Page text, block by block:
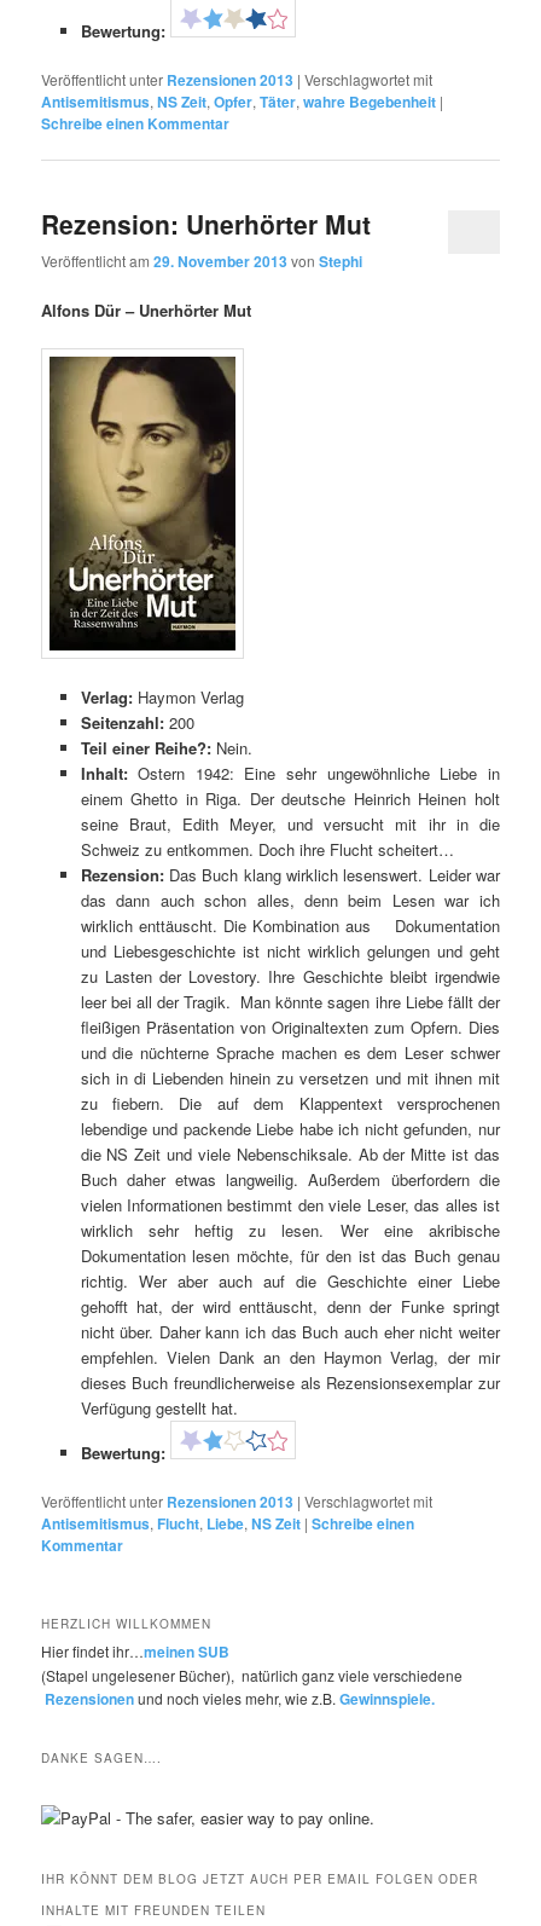
Bewertung:
Veröffentlicht unter Rezensionen 2013 |Verschlagwortet mit
Antisemitismus,NS Zeit,Opfer,Täter,wahre Begebenheit |
Schreibe einen Kommentar
Rezension: Unerhörter Mut
Veröffentlicht am29. November 2013 vonStephi
Alfons Dür – Unerhörter Mut
Verlag: Haymon Verlag
Seitenzahl:200
Teil einer Reihe?: Nein.
Inhalt:Ostern 1942: Eine sehr ungewöhnliche Liebe in
einem Ghetto in Riga. Der deutsche Heinrich Heinen holt
seine Braut, Edith Meyer, und versucht mit ihr in die
Schweiz zu entkommen. Doch ihre Flucht scheitert…
Rezension: Das Buch klang wirklich lesenswert. Leider war
das dann auch schon alles, denn beim Lesen war ich
wirklich enttäuscht. Die Kombination aus Dokumentation
und Liebesgeschichte ist nicht wirklich gelungen und geht
zu Lasten der Lovestory. Ihre Geschichte bleibt irgendwie
leer bei all der Tragik. Man könnte sagen ihre Liebe fällt der
fleißigen Präsentation von Originaltexten zum Opfern. Dies
und die nüchterne Sprache machen es dem Leser schwer
sich in di Liebenden hinein zu versetzen und mit ihnen mit
zu fiebern. Die auf dem Klappentext versprochenen
lebendige und packende Liebe habe ich nicht gefunden, nur
die NS Zeit und viele Nebenschiksale. Ab der Mitte ist das
Buch daher etwas langweilig. Außerdem überfordern die
vielen Informationen bestimmt den viele Leser, das alles ist
wirklich sehr heftig zu lesen. Wer eine akribische
Dokumentation lesen möchte, für den ist das Buch genau
richtig. Wer aber auch auf die Geschichte einer Liebe
gehofft hat, der wird enttäuscht, denn der Funke springt
nicht über. Daher kann ich das Buch auch eher nicht weiter
empfehlen. Vielen Dank an den Haymon Verlag, der mir
dieses Buch freundlicherweise als Rezensionsexemplar zur
Verfügung gestellt hat.
Bewertung:
Veröffentlicht unter Rezensionen 2013 |Verschlagwortet mit
Antisemitismus, Flucht, Liebe,NS Zeit |Schreibe einen
Kommentar
HERZLICH WILLKOMMEN
Hier findet ihr…meinen SUB
(Stapel ungelesener Bücher), natürlich ganz viele verschiedene
Rezensionenund noch vieles mehr, wie z.B.Gewinnspiele.
DANKE SAGEN….
IHR KÖNNT DEM BLOG JETZT AUCH PER EMAIL FOLGEN ODER
INHALTE MIT FREUNDEN TEILEN